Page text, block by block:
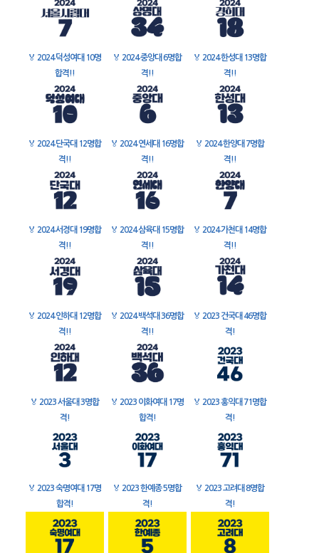
🏅 2024 덕성여대 10명
합격!!
🏅 2024 중앙대 6명합
격!!
🏅 2024 한성대 13명합
격!!
🏅 2024 단국대 12명합
격!!
🏅 2024 연세대 16명합
격!!
🏅 2024 한양대 7명합
격!!
🏅 2024 서경대 19명합
격!!
🏅 2024 삼육대 15명합
격!!
🏅 2024 가천대 14명합
격!!
🏅 2024 인하대 12명합
격!!
🏅 2024 백석대 36명합
격!!
🏅 2023 건국대 46명합
격!
🏅 2023 서울대 3명합
격!
🏅 2023 이화여대 17명
합격!
🏅 2023 홍익대 71명합
격!
🏅 2023 숙명여대 17명
합격!
🏅 2023 한예종 5명합
격!
🏅 2023 고려대 8명합
격!